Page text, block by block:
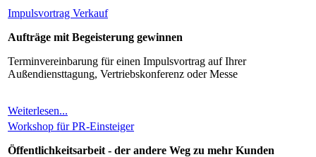
Impulsvortrag Verkauf
Aufträge mit Begeisterung gewinnen
Terminvereinbarung für einen Impulsvortrag auf Ihrer
Außendiensttagung, Vertriebskonferenz oder Messe
Weiterlesen...
Workshop für PR-Einsteiger
Öffentlichkeitsarbeit - der andere Weg zu mehr Kunden